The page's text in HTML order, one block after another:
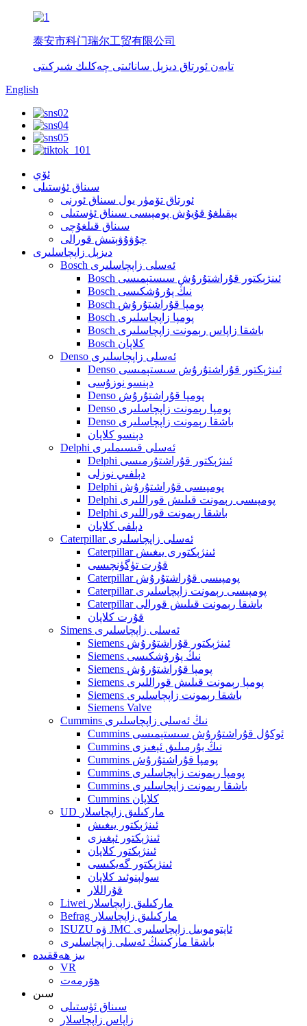
泰安市科门瑞尔工贸有限公司
تايەن ئورتاق دىزېل سانائىتى چەكلىك شىركىتى
English
ئۆي
سىناق ئۈستىلى
ئورتاق تۆمۈر يول سىناق ئورنى
يېقىلغۇ قۇيۇش پومپىسى سىناق ئۈستىلى
سىناق قىلغۇچى
چۇۋۇۋېتىش قورالى
دىزېل زاپچاسلىرى
Bosch ئەسلى زاپچاسلىرى
Bosch ئىنژېكتور قۇراشتۇرۇش سىستېمىسى
Bosch نىڭ پۇرۇشكىسى
Bosch پومپا قۇراشتۇرۇش
Bosch پومپا زاپچاسلىرى
Bosch باشقا زاپاس رېمونت زاپچاسلىرى
Bosch كلاپان
Denso ئەسلى زاپچاسلىرى
Denso ئىنژېكتور قۇراشتۇرۇش سىستېمىسى
دېنسو نوزۇسى
Denso پومپا قۇراشتۇرۇش
Denso پومپا رېمونت زاپچاسلىرى
Denso باشقا رېمونت زاپچاسلىرى
دېنسو كلاپان
Delphi ئەسلى قىسىملىرى
Delphi ئىنژېكتور قۇراشتۇرمىسى
دېلفىي نوزلى
Delphi پومپىسى قۇراشتۇرۇش
Delphi پومپىسى رېمونت قىلىش قوراللىرى
Delphi باشقا رېمونت قوراللىرى
دېلفى كلاپان
Caterpillar ئەسلى زاپچاسلىرى
Caterpillar ئىنژېكتورى يىغىش
قۇرت تۈگۈنچىسى
Caterpillar پومپىسى قۇراشتۇرۇش
Caterpillar پومپىسى رېمونت زاپچاسلىرى
Caterpillar باشقا رېمونت قىلىش قورالى
قۇرت كلاپان
Simens ئەسلى زاپچاسلىرى
Siemens ئىنژېكتور قۇراشتۇرۇش
Siemens نىڭ پۇرۇشكىسى
Siemens پومپا قۇراشتۇرۇش
Siemens پومپا رېمونت قىلىش قوراللىرى
Siemens باشقا رېمونت زاپچاسلىرى
Siemens Valve
Cummins نىڭ ئەسلى زاپچاسلىرى
Cummins ئوكۇل قۇراشتۇرۇش سىستېمىسى
Cummins نىڭ بۇرمىلىق ئېغىزى
Cummins پومپا قۇراشتۇرۇش
Cummins پومپا رېمونت زاپچاسلىرى
Cummins باشقا رېمونت زاپچاسلىرى
Cummins كلاپان
UD ماركىلىق زاپچاسلار
ئىنژېكتور يىغىش
ئىنژېكتور ئېغىزى
ئىنژېكتور كلاپان
ئىنژېكتور گەيكىسى
سولېنوئىد كلاپان
قۇراللار
Liwei ماركىلىق زاپچاسلار
Befrag ماركىلىق زاپچاسلار
ISUZU ۋە JMC ئاپتوموبىل زاپچاسلىرى
باشقا ماركىنىڭ ئەسلى زاپچاسلىرى
بىز ھەققىدە
VR
ھۆرمەت
سىن
سىناق ئۈستىلى
زاپاس زاپچاسلار